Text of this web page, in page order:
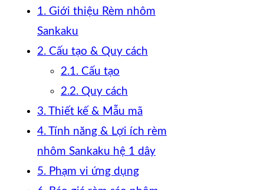
1. Giới thiệu Rèm nhôm
Sankaku
2. Cấu tạo & Quy cách
2.1. Cấu tạo
2.2. Quy cách
3. Thiết kế & Mẫu mã
4. Tính năng & Lợi ích rèm
nhôm Sankaku hệ 1 dây
5. Phạm vi ứng dụng